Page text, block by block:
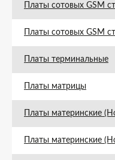
Платы сотовых GSM
Платы сотовых GSM
Платы терминальные
Платы матрицы
Платы материнские
Платы материнские